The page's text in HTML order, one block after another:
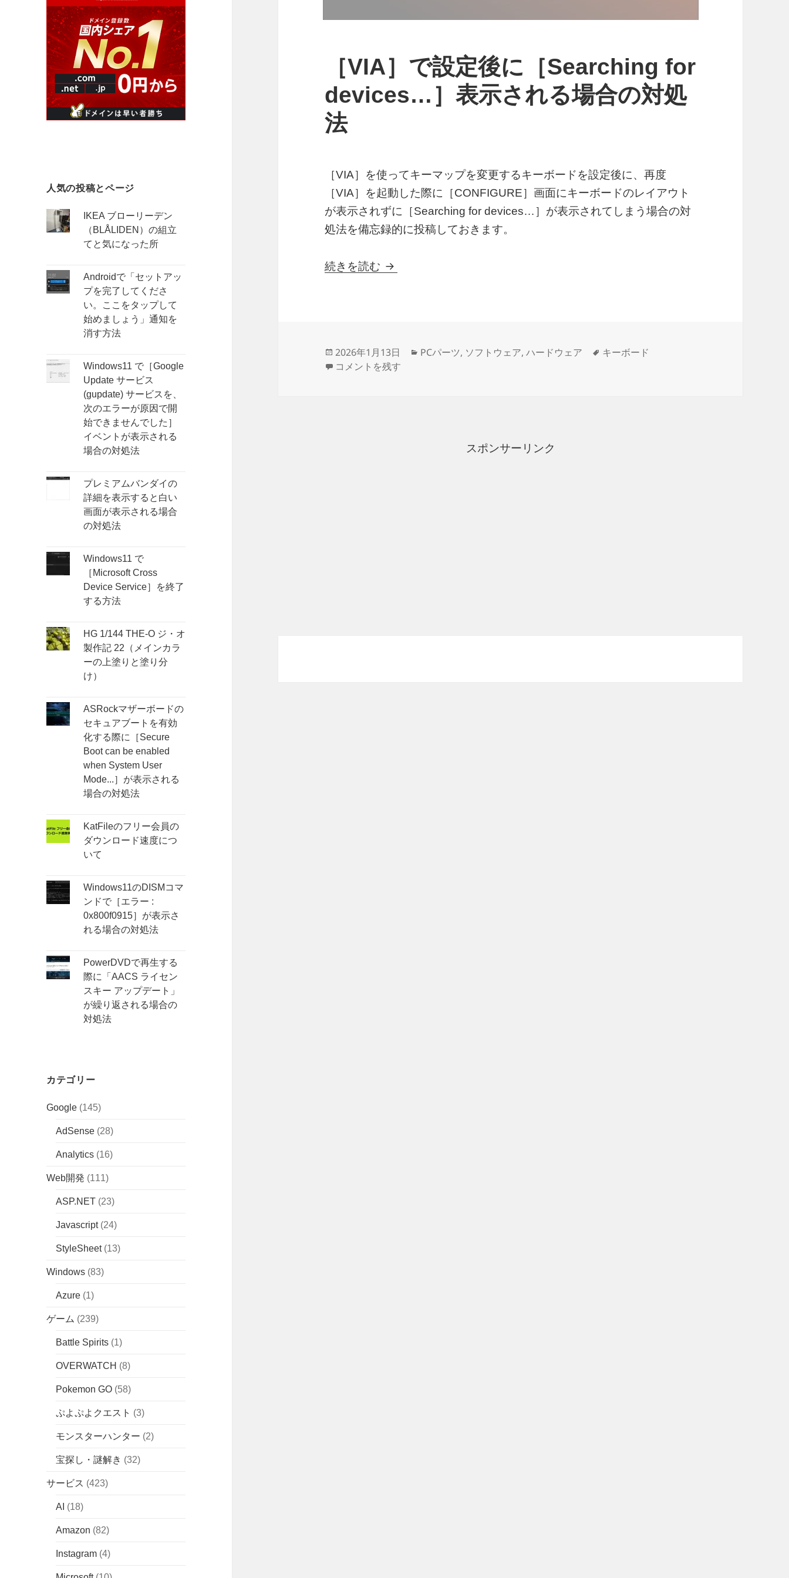
人気の投稿とページ
IKEA ブローリーデン
（BLÅLIDEN）の組立
てと気になった所
Androidで「セットアッ
プを完了してくださ
い。ここをタップして
始めましょう」通知を
消す方法
Windows11 で［Google
Update サービス
(gupdate) サービスを、
次のエラーが原因で開
始できませんでした］
イベントが表示される
場合の対処法
プレミアムバンダイの
詳細を表示すると白い
画面が表示される場合
の対処法
Windows11 で
［Microsoft Cross
Device Service］を終了
する方法
HG 1/144 THE-O ジ・オ
製作記 22（メインカラ
ーの上塗りと塗り分
け）
ASRockマザーボードの
セキュアブートを有効
化する際に［Secure
Boot can be enabled
when System User
Mode...］が表示される
場合の対処法
KatFileのフリー会員の
ダウンロード速度につ
いて
Windows11のDISMコマ
ンドで［エラー :
0x800f0915］が表示さ
れる場合の対処法
PowerDVDで再生する
際に「AACS ライセン
スキー アップデート」
が繰り返される場合の
対処法
カテゴリー
Google (145)
AdSense (28)
Analytics (16)
Web開発 (111)
ASP.NET (23)
Javascript(24)
StyleSheet(13)
Windows (83)
Azure (1)
ゲーム (239)
Battle Spirits (1)
OVERWATCH (8)
Pokemon GO (58)
ぷよぷよクエスト (3)
モンスターハンター (2)
宝探し・謎解き (32)
サービス (423)
AI (18)
Amazon (82)
Instagram (4)
［VIA］で設定後に［Searching for
devices…］表示される場合の対処
法
［VIA］を使ってキーマップを変更するキーボードを設定後に、再度
［VIA］を起動した際に［CONFIGURE］画面にキーボードのレイアウト
が表示されずに［Searching for devices…］が表示されてしまう場合の対
処法を備忘録的に投稿しておきます。
続きを読む ［VIA］で設定後に［Searching for devices…］表示される場合の対処法
投
稿
2026年1月13日
カ
PCパーツ, ソフトウェア,ハードウェア
タ
キーボード
［VIA］で設定後に［Searching for devices…］表示される場合の対処法 に
コメントを残す
スポンサーリンク